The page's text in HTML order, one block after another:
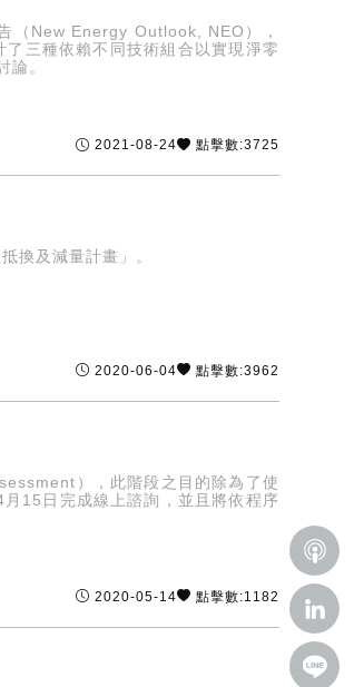
New Energy Outlook, NEO），
三種依賴不同技術組合以實現淨零
論。
2021-08-24 點擊數:3725
換及減量計畫」。
2020-06-04 點擊數:3962
），此階段之目的除為了使
15日完成線上諮詢，並且將依程序
2020-05-14 點擊數:1182